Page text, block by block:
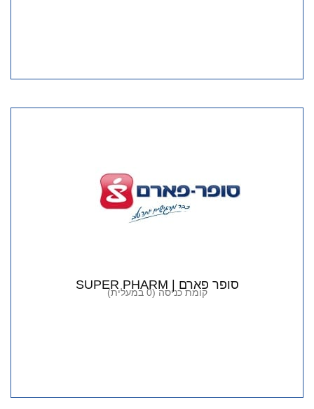
סופר פארם | SUPER PHARM
קומת כניסה (0 במעלית)